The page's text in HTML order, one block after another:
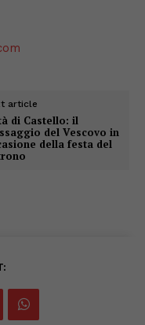
article
di Castello: il
del Vescovo in
della festa del